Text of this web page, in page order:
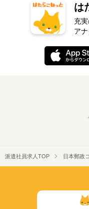
は
充
ア
派遣社員求人TOP 日本郵政